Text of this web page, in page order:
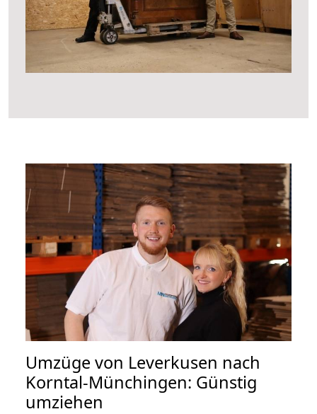
Umzüge von Leverkusen nach
Korntal-Münchingen: Günstig
umziehen